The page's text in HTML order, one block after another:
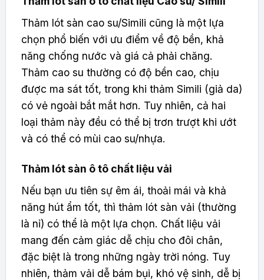
Thảm lót sàn cao su/Simili cũng là một lựa
chọn phổ biến với ưu điểm về độ bền, khả
năng chống nước và giá cả phải chăng.
Thảm cao su thường có độ bền cao, chịu
được ma sát tốt, trong khi thảm Simili (giả da)
có vẻ ngoài bắt mắt hơn. Tuy nhiên, cả hai
loại thảm này đều có thể bị trơn trượt khi ướt
và có thể có mùi cao su/nhựa.
Thảm lót sàn ô tô chất liệu vải
Nếu bạn ưu tiên sự êm ái, thoải mái và khả
năng hút ẩm tốt, thì thảm lót sàn vải (thường
là nỉ) có thể là một lựa chọn. Chất liệu vải
mang đến cảm giác dễ chịu cho đôi chân,
đặc biệt là trong những ngày trời nóng. Tuy
nhiên, thảm vải dễ bám bụi, khó vệ sinh, dễ bị